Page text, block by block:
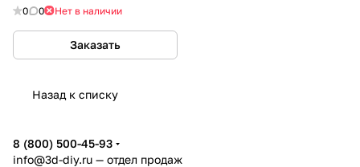
0 0 Нет в наличии
Заказать
Назад к списку
8 (800) 500-45-93
info@3d-diy.ru — отдел продаж